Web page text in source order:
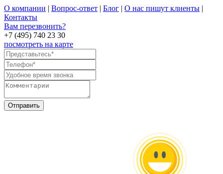
О компании | Вопрос-ответ | Блог | О нас пишут клиенты |
Контакты
Вам перезвонить?
+7 (495) 740 23 30
посмотреть на карте